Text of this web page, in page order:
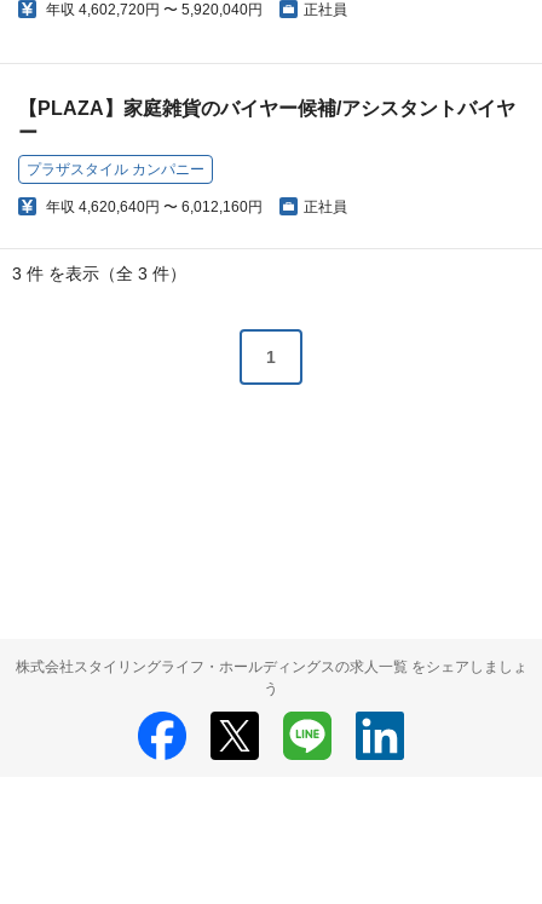
年収 4,602,720円 〜 5,920,040円 正社員
【PLAZA】家庭雑貨のバイヤー候補/アシスタントバイヤ
ー
プラザスタイル カンパニー
年収 4,620,640円 〜 6,012,160円 正社員
3 件 を表示（全 3 件）
1
株式会社スタイリングライフ・ホールディングスの求人一覧 をシェアしましょ
う